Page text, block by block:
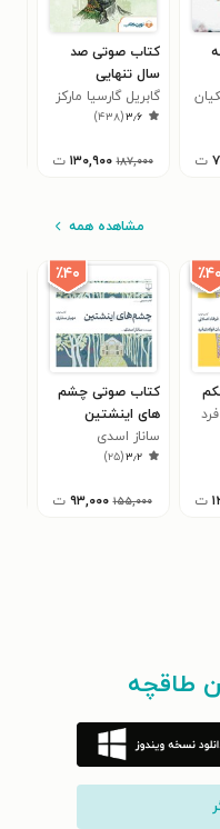
ت
کتاب صوتی صد
سال تنهایی
گابریل گارسیا مارکز
۳٫۶(۴۳۸)
۱۸۷,۰۰۰ ۱۳۰,۹۰۰ ت
مشاهده همه
٪۴۰
ت
٪۴۰
کتاب صوتی چشم
های اینشتین
ساناز اسدی
۳٫۲(۲۵)
۱۵۵,۰۰۰ ۹۳,۰۰۰ ت
طاقچه